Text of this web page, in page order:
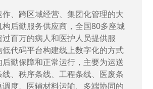
间156个重点项目之一。属于国家
在信息化升级建设中，存在大
”的信息化需求，需要投入大量人
，通过引入织信低代码平台，解
类业务难题，提升整体的IT研发